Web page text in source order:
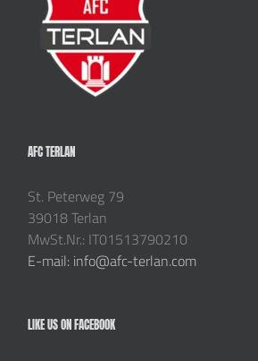
AFC TERLAN
St. Peterweg 79
39018 Terlan
MwSt.Nr.: IT01513790210
E-mail: info@afc-terlan.com
LIKE US ON FACEBOOK